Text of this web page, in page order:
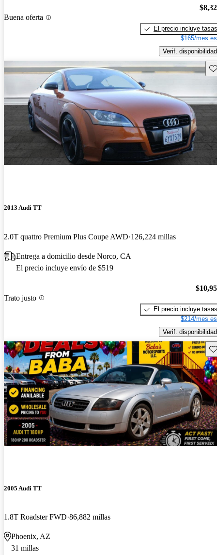
Buena oferta
El precio incluye tasas
$165/mes
Verif. disponibilidad
2013 Audi TT
2.0T quattro Premium Plus Coupe AWD 126,224 millas
Entrega a domicilio desde Norco, CA
El precio incluye envío de $519
Trato justo
El precio incluye tasas
$214/mes
Verif. disponibilidad
2005 Audi TT
1.8T Roadster FWD 86,882 millas
Phoenix, AZ
31 millas